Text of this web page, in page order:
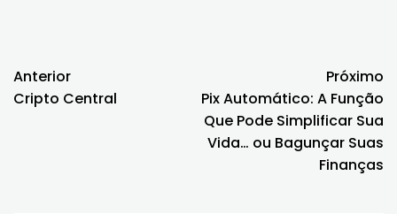
Anterior
Cripto Central
Próximo
Pix Automático: A Função
Que Pode Simplificar Sua
Vida… ou Bagunçar Suas
Finanças